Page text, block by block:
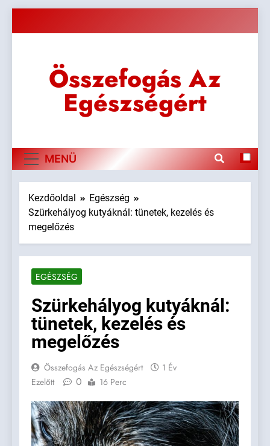
Összefogás Az
Egészségért
MENÜ
Kezdőoldal
Egészség
Szürkehályog kutyáknál: tünetek, kezelés és
megelőzés
EGÉSZSÉG
Szürkehályog kutyáknál:
tünetek, kezelés és
megelőzés
Összefogás Az Egészségért
1 Év
Ezelőtt
0 16 Perc